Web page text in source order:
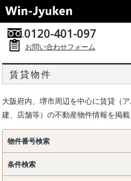
0120-401-097
お問い合わせフォーム
賃貸物件
大阪府内、堺市周辺を中心に賃貸（
建、店舗等）の不動産物件情報を掲載
物件番号検索
条件検索